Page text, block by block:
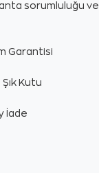
sorumluluğu ve
Garantisi
Kutu
İade